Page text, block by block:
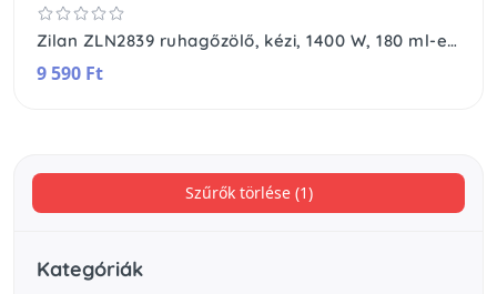
Szűrők törlése (1)
Kategóriák
Zilan ZLN2839 ruhagőzölő, kézi, 1400 W, 180 ml-es tartály, 7 gőzkivezető nyílás, jelzőfény, tartozék szövetkefe
9 590 Ft